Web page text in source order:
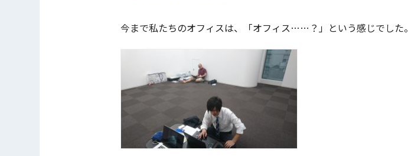
今まで私たちのオフィスは、「オフィス……？」という感じでした。